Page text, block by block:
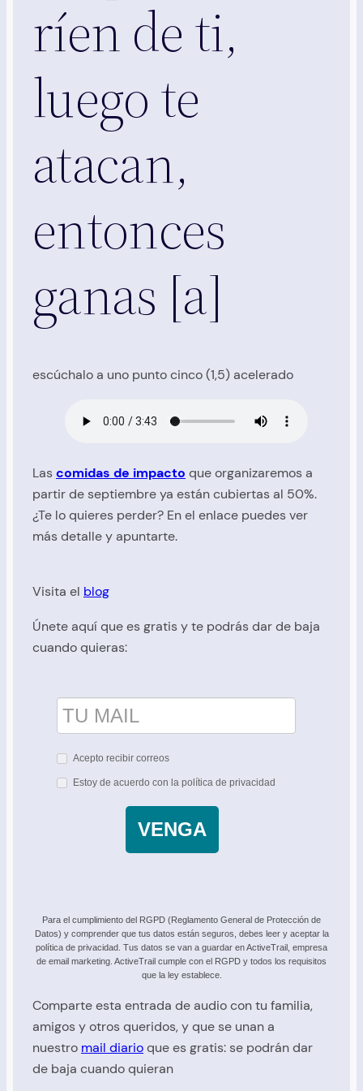
ríen de ti,
luego te
atacan,
entonces
ganas [a]
escúchalo a uno punto cinco (1,5) acelerado
Lascomidas de impacto que organizaremos a
partir de septiembre ya están cubiertas al 50%.
¿Te lo quieres perder? En el enlace puedes ver
más detalle y apuntarte.
Visita el blog
Únete aquí que es gratis y te podrás dar de baja
cuando quieras:
Acepto recibir correos
Estoy de acuerdo con la política de privacidad
VENGA
Para el cumplimiento del RGPD (Reglamento General de Protección de
Datos) y comprender que tus datos están seguros, debes leer y aceptar la
política de privacidad. Tus datos se van a guardar en ActiveTrail, empresa
de email marketing. ActiveTrail cumple con el RGPD y todos los requisitos
que la ley establece.
Comparte esta entrada de audio con tu familia,
amigos y otros queridos, y que se unan a
nuestro mail diarioque es gratis: se podrán dar
de baja cuando quieran